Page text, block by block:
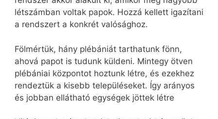
létszámban voltak papok. Hozzá kellett igazítani
a rendszert a konkrét valósághoz.
Fölmértük, hány plébániát tarthatunk fönn,
ahová papot is tudunk küldeni. Mintegy ötven
plébániai központot hoztunk létre, és ezekhez
rendeztük a kisebb településeket. Így arányos
és jobban ellátható egységek jöttek létre